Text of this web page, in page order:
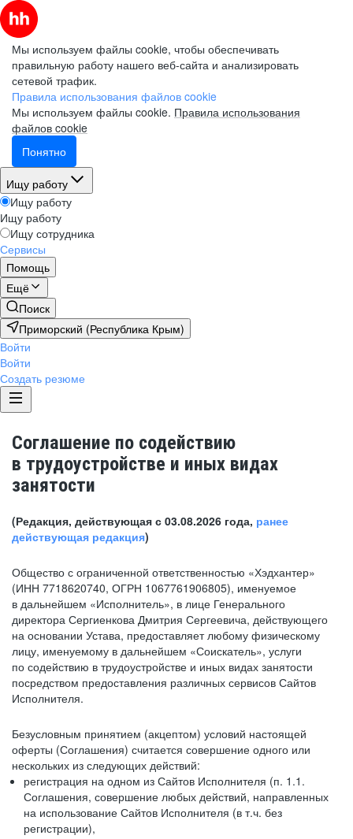
Мы используем файлы cookie, чтобы обеспечивать
правильную работу нашего веб-сайта и анализировать
сетевой трафик.
Правила использования файлов cookie
Мы используем файлы cookie. Правила использования
файлов cookie
Понятно
Ищу работу
Ищу работу
Ищу работу
Ищу сотрудника
Сервисы
Помощь
Ещё
Поиск
Приморский (Республика Крым)
Войти
Войти
Создать резюме
Соглашение по содействию
в трудоустройстве и иных видах
занятости
(Редакция, действующая с 03.08.2026 года, ранее
действующая редакция)
Общество с ограниченной ответственностью «Хэдхантер»
(ИНН 7718620740, ОГРН 1067761906805), именуемое
в дальнейшем «Исполнитель», в лице Генерального
директора Сергиенкова Дмитрия Сергеевича, действующего
на основании Устава, предоставляет любому физическому
лицу, именуемому в дальнейшем «Соискатель», услуги
по содействию в трудоустройстве и иных видах занятости
посредством предоставления различных сервисов Сайтов
Исполнителя.
Безусловным принятием (акцептом) условий настоящей
оферты (Соглашения) считается совершение одного или
нескольких из следующих действий:
регистрация на одном из Сайтов Исполнителя (п. 1.1.
Соглашения, совершение любых действий, направленных
на использование Сайтов Исполнителя (в т.ч. без
регистрации),